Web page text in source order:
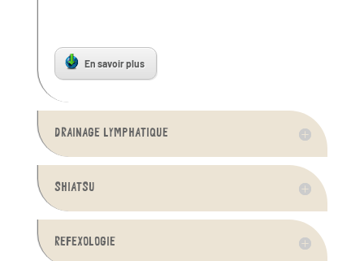
En savoir plus
DRAINAGE LYMPHATIQUE
SHIATSU
REFEXOLOGIE